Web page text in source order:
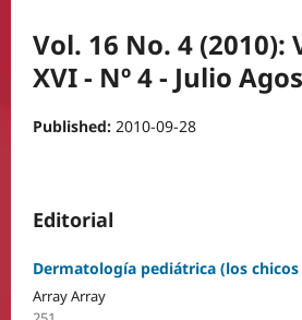
Vol. 16 No. 4 (2010):
XVI - Nº 4 - Julio
Published: 2010-09-28
Editorial
Dermatología pediátrica (los chicos
Array Array